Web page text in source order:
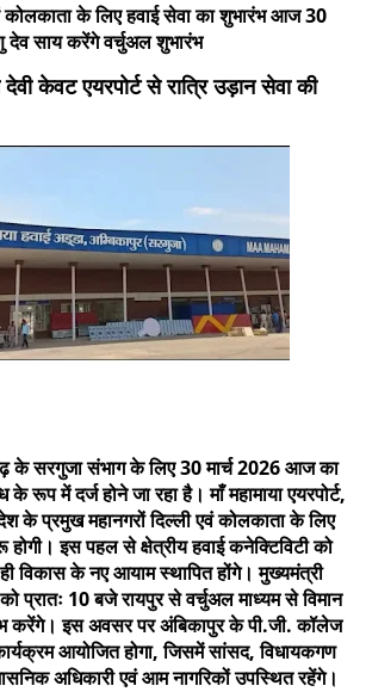
कोलकाता के लिए हवाई सेवा का शुभारंभ आज 30
देव साय करेंगे वर्चुअल शुभारंभ
केवट एयरपोर्ट से रात्रि उड़ान सेवा की
के सरगुजा संभाग के लिए 30 मार्च 2026 आज का
के रूप में दर्ज होने जा रहा है। माँ महामाया एयरपोर्ट,
के प्रमुख महानगरों दिल्ली एवं कोलकाता के लिए
होगी। इस पहल से क्षेत्रीय हवाई कनेक्टिविटी को
विकास के नए आयाम स्थापित होंगे। मुख्यमंत्री
प्रातः 10 बजे रायपुर से वर्चुअल माध्यम से विमान
करेंगे। इस अवसर पर अंबिकापुर के पी.जी. कॉलेज
आयोजित होगा, जिसमें सांसद, विधायकगण
अधिकारी एवं आम नागरिकों उपस्थित रहेंगे।